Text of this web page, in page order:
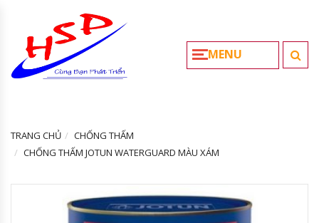
MENU
TRANG CHỦ
CHỐNG THẤM
CHỐNG THẤM JOTUN WATERGUARD MÀU XÁM